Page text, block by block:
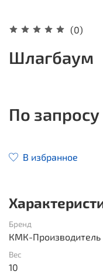
(0)
Шлагбаум
По запросу
В избранное
Бренд
КМК-Производитель
Вес
10